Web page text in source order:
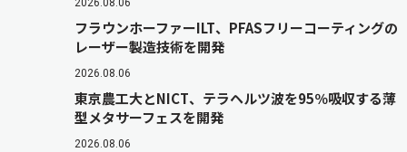
2026.08.06
フラウンホーファーILT、PFASフリーコーティングの
レーザー製造技術を開発
2026.08.06
東京農工大とNICT、テラヘルツ波を95％吸収する薄
型メタサーフェスを開発
2026.08.06